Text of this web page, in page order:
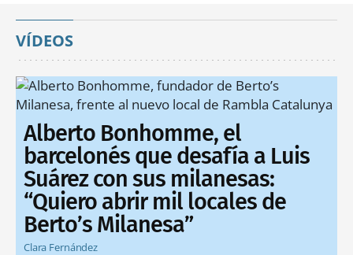
VÍDEOS
Alberto Bonhomme, el
barcelonés que desafía a Luis
Suárez con sus milanesas:
“Quiero abrir mil locales de
Berto’s Milanesa”
Clara Fernández